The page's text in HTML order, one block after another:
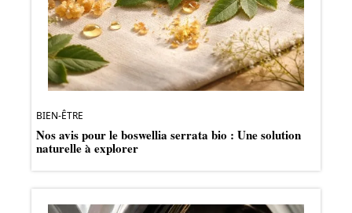
BIEN-ÊTRE
Nos avis pour le boswellia serrata bio : Une solution
naturelle à explorer